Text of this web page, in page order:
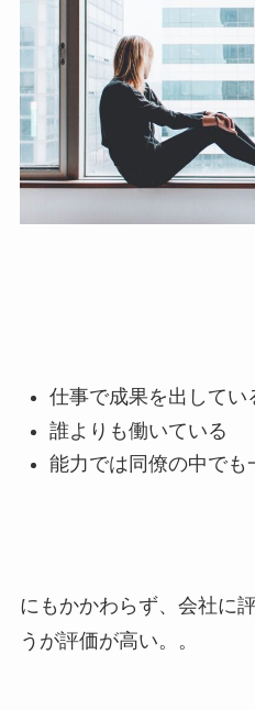
仕事で成果を出してい
誰よりも働いている
能力では同僚の中でも
にもかかわらず、会社に
うが評価が高い。。